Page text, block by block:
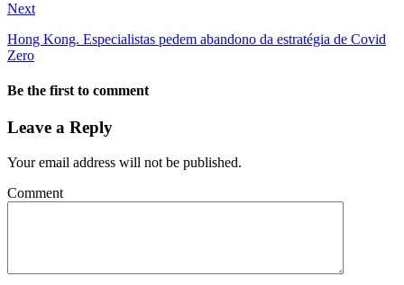
Next
Hong Kong. Especialistas pedem abandono da estratégia de Covid
Zero
Be the first to comment
Leave a Reply
Your email address will not be published.
Comment